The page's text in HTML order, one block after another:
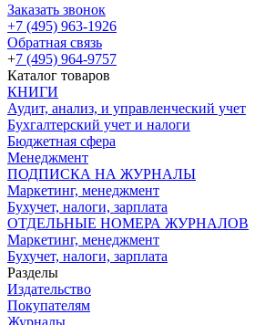
Заказать звонок
+7 (495) 963-1926
Обратная связь
+7 (495) 964-9757
Каталог товаров
КНИГИ
Аудит, анализ, и управленческий учет
Бухгалтерский учет и налоги
Бюджетная сфера
Менеджмент
ПОДПИСКА НА ЖУРНАЛЫ
Маркетинг, менеджмент
Бухучет, налоги, зарплата
ОТДЕЛЬНЫЕ НОМЕРА ЖУРНАЛОВ
Маркетинг, менеджмент
Бухучет, налоги, зарплата
Разделы
Издательство
Покупателям
Журналы